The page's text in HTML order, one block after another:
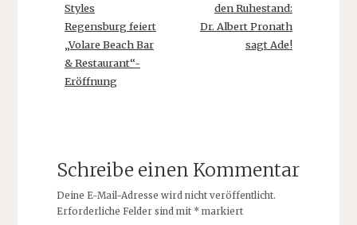
Styles
Regensburg feiert
„Volare Beach Bar
& Restaurant“-
Eröffnung
den Ruhestand:
Dr. Albert Pronath
sagt Ade!
Schreibe einen Kommentar
Deine E-Mail-Adresse wird nicht veröffentlicht.
Erforderliche Felder sind mit *markiert